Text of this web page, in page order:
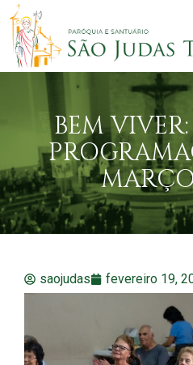
BEM
saojudas fevereiro 19,